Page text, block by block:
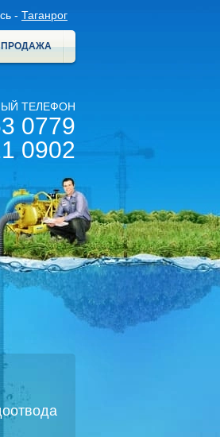
- Таганрог
ПРОДАЖА
ТЕЛЕФОН
0779
0902